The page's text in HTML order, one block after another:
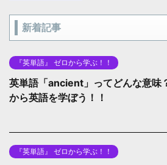
新着記事
『英単語』 ゼロから学ぶ！！
英単語「ancient」ってどんな意味
から英語を学ぼう！！
『英単語』 ゼロから学ぶ！！